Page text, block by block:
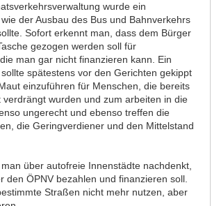
wurde ein
der Ausbau des Bus und Bahnverkehrs
Sofort erkennt man, dass dem Bürger
gezogen werden soll für
man gar nicht finanzieren kann. Ein
spätestens vor den Gerichten gekippt
einzuführen für Menschen, die bereits
wurden und zum arbeiten in die
ungerecht und ebenso treffen die
die Geringverdiener und den Mittelstand
über autofreie Innenstädte nachdenkt,
den ÖPNV bezahlen und finanzieren soll.
Straßen nicht mehr nutzen, aber